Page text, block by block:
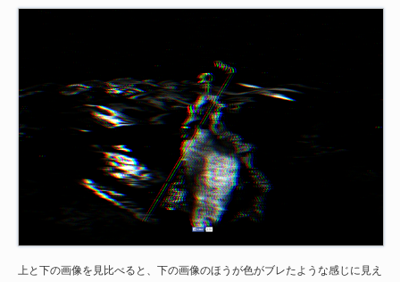
上と下の画像を見比べると、下の画像のほうが色がブレたような感じに見え